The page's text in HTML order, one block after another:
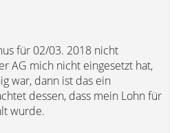
für 02/03. 2018 nicht
AG mich nicht eingesetzt hat,
war, dann ist das ein
dessen, dass mein Lohn für
wurde.